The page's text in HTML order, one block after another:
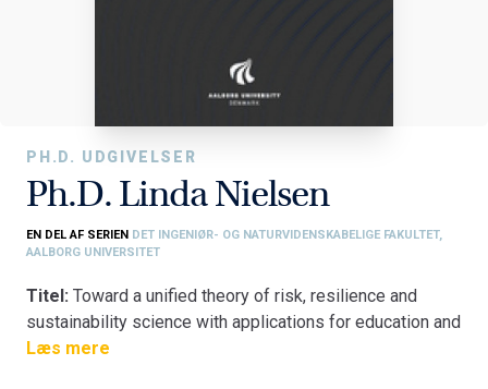
PH.D. UDGIVELSER
Ph.D. Linda Nielsen
EN DEL AF SERIEN DET INGENIØR- OG NATURVIDENSKABELIGE FAKULTET,
AALBORG UNIVERSITET
Titel: Toward a unified theory of risk, resilience and
sustainability science with applications for education and
governance
Læs mere